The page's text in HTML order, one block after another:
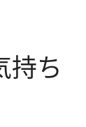
ち